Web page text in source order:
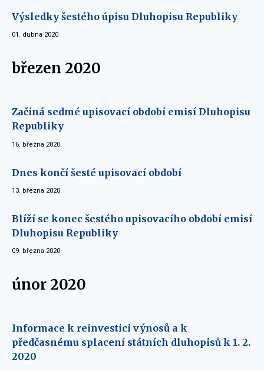
Výsledky šestého úpisu Dluhopisu Republiky
01. dubna 2020
březen 2020
Začíná sedmé upisovací období emisí Dluhopisu
Republiky
16. března 2020
Dnes končí šesté upisovací období
13. března 2020
Blíží se konec šestého upisovacího období emisí
Dluhopisu Republiky
09. března 2020
únor 2020
Informace k reinvestici výnosů a k
předčasnému splacení státních dluhopisů k 1. 2.
2020